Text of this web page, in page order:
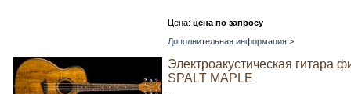
Цена: цена по запросу
Дополнительная информация >
Электроакустическая гитара
SPALT MAPLE